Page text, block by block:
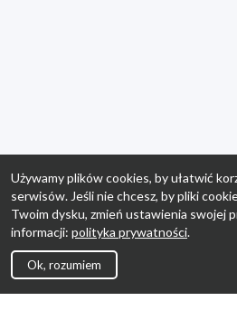
Używamy plików cookies, by ułatwić
serwisów. Jeśli nie chcesz, by pliki
Twoim dysku, zmień ustawienia swojej
informacji: polityka prywatności.
Ok, rozumiem